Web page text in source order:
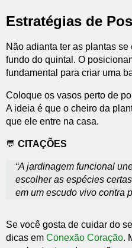
Estratégias de
Não adianta ter as plantas
fundo do quintal. O
fundamental para criar uma
Coloque os vasos perto de
A ideia é que o cheiro da
que ele entre na casa.
💬 CITAÇÕES
“A jardinagem funcional
escolher as espécies
em um escudo vivo contra
Se você gosta de cuidar do
dicas em Conexão Coração.